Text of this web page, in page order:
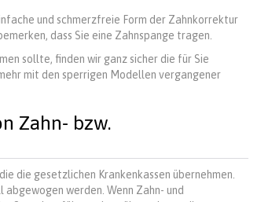
und schmerzfreie Form der Zahnkorrektur
dass Sie eine Zahnspange tragen.
sollte, finden wir ganz sicher die für Sie
mit den sperrigen Modellen vergangener
Zahn- bzw.
die gesetzlichen Krankenkassen übernehmen.
werden. Wenn Zahn- und